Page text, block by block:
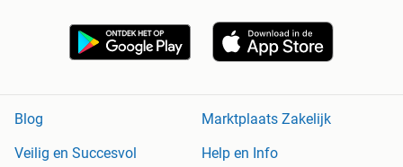
Blog
Marktplaats Zakelijk
Veilig en Succesvol
Help en Info